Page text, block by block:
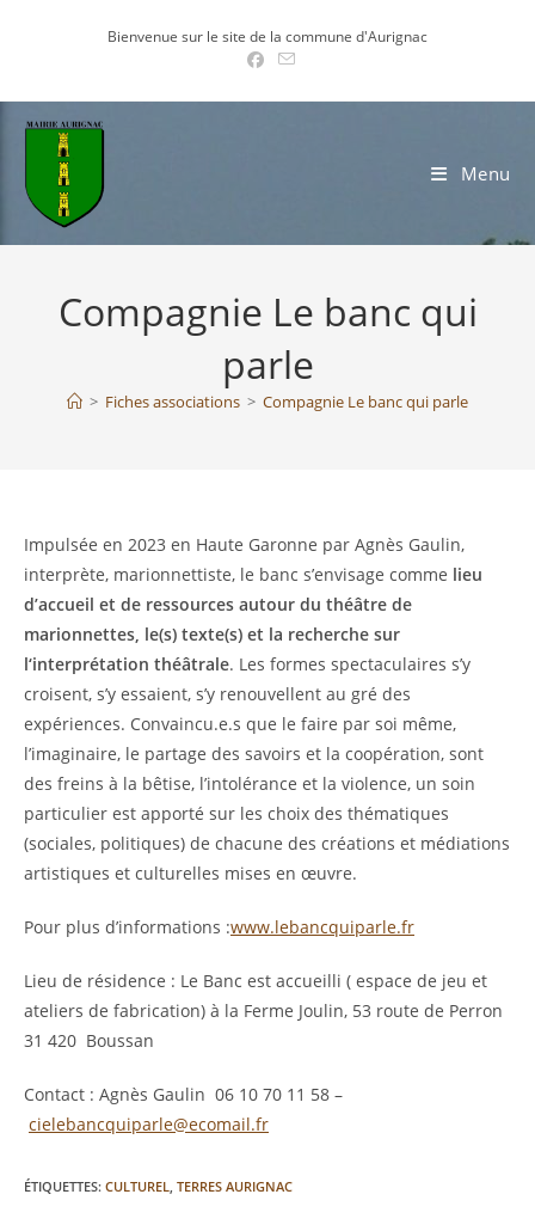
Bienvenue sur le site de la commune d'Aurignac
Menu
Compagnie Le banc qui
parle
> Fiches associations > Compagnie Le banc qui parle
Impulsée en 2023 en Haute Garonne par Agnès Gaulin,
interprète, marionnettiste, le banc s’envisage comme lieu
d’accueil et de ressources autour du théâtre de
marionnettes, le(s) texte(s) et la recherche sur
l‘interprétation théâtrale. Les formes spectaculaires s’y
croisent, s’y essaient, s’y renouvellent au gré des
expériences. Convaincu.e.s que le faire par soi même,
l’imaginaire, le partage des savoirs et la coopération, sont
des freins à la bêtise, l’intolérance et la violence, un soin
particulier est apporté sur les choix des thématiques
(sociales, politiques) de chacune des créations et médiations
artistiques et culturelles mises en œuvre.
Pour plus d’informations :www.lebancquiparle.fr
Lieu de résidence : Le Banc est accueilli ( espace de jeu et
ateliers de fabrication) à la Ferme Joulin, 53 route de Perron
31 420 Boussan
Contact : Agnès Gaulin 06 10 70 11 58 –
cielebancquiparle@ecomail.fr
ÉTIQUETTES: CULTUREL, TERRES AURIGNAC